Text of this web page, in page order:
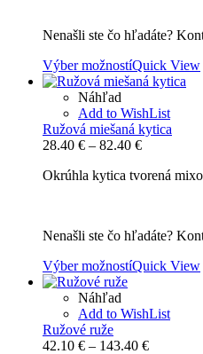
Nenašli ste čo hľadáte?
Výber možnostíQuick View
Náhľad
Add to WishList
Ružová miešaná kytica
28.40 € – 82.40 €Price
28.40 €
Okrúhla kytica tvorená
Nenašli ste čo hľadáte?
Výber možnostíQuick View
Náhľad
Add to WishList
Ružové ruže
42.10 € – 143.40 €Price